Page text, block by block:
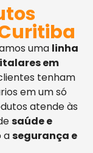
uma linha
em
tenham
em um só
atende às
saúde e
asegurança e